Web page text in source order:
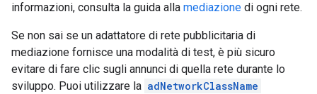
informazioni, consulta la guida alla mediazione di ogni rete.
Se non sai se un adattatore di rete pubblicitaria di
mediazione fornisce una modalità di test, è più sicuro
evitare di fare clic sugli annunci di quella rete durante lo
sviluppo. Puoi utilizzare la adNetworkClassName